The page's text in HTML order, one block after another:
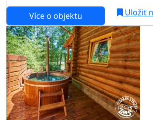
Více o objektu Uložit